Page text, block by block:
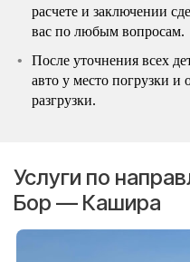
расчете и заключении
вас по любым вопросам.
После уточнения всех
авто у место погрузки и
разгрузки.
Услуги по
Бор — Кашира